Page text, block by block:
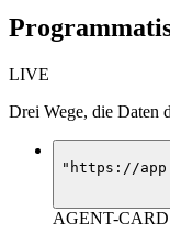
LIVE
Drei Wege, die Daten
"https://
AGENT-CARD